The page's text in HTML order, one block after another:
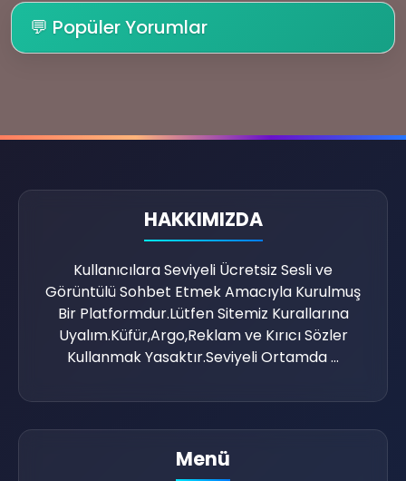
👥
😜
💬 Popüler Yorumlar
HAKKIMIZDA
Kullanıcılara Seviyeli Ücretsiz Sesli ve
Görüntülü Sohbet Etmek Amacıyla Kurulmuş
Bir Platformdur.Lütfen Sitemiz Kurallarına
Uyalım.Küfür,Argo,Reklam ve Kırıcı Sözler
Kullanmak Yasaktır.Seviyeli Ortamda ...
Menü